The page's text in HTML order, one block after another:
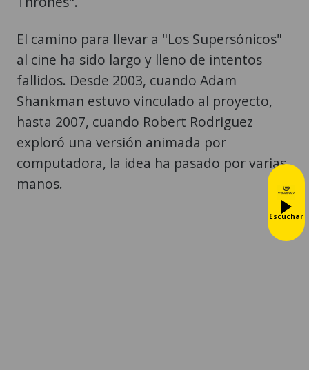
El camino para llevar a "Los Supersónicos"
al cine ha sido largo y lleno de intentos
fallidos. Desde 2003, cuando Adam
Shankman estuvo vinculado al proyecto,
hasta 2007, cuando Robert Rodriguez
exploró una versión animada por
computadora, la idea ha pasado por varias
manos.
Escuchar